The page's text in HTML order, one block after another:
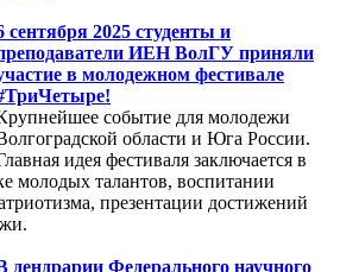
сентября 2025 студенты и
ИЕН ВолГУ приняли
в молодежном фестивале
событие для молодежи
области и Юга России.
идея фестиваля заключается в
молодых талантов, воспитании
презентации достижений
дендрарии Федерального научного